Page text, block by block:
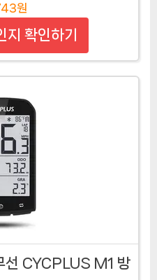
원
지 확인하기
선 CYCPLUS M1 방